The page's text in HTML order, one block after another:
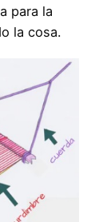
para la
la cosa.